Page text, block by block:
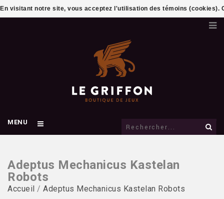
MENU
Adeptus Mechanicus Kastelan
Robots
Accueil / Adeptus Mechanicus Kastelan Robots
En visitant notre site, vous acceptez l'utilisation des témoins